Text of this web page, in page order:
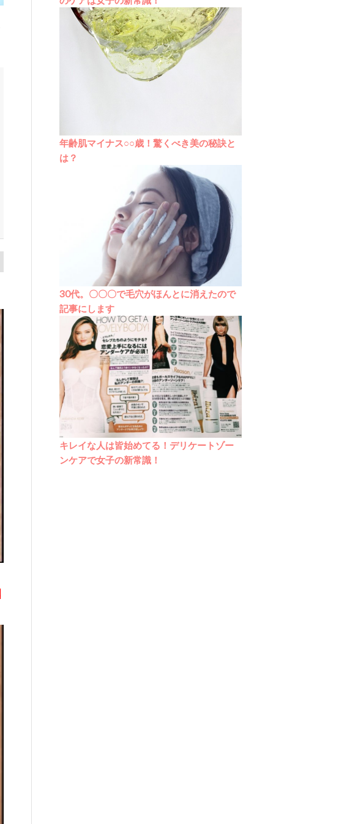
年齢肌マイナス○○歳！驚くべき美の秘訣と
は？
30代。〇〇〇で毛穴がほんとに消えたので
記事にします
キレイな人は皆始めてる！デリケートゾー
ンケアで女子の新常識！